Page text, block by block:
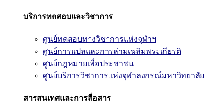
บริการทดสอบและวิชาการ
ศูนย์ทดสอบทางวิชาการแห่งจุฬาฯ
ศูนย์การแปลและการล่ามเฉลิมพระเกียรติ
ศูนย์กฎหมายเพื่อประชาชน
ศูนย์บริการวิชาการแห่งจุฬาลงกรณ์มหาวิทยาลัย
สารสนเทศและการสื่อสาร